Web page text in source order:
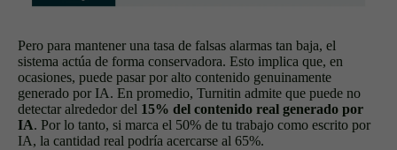
Pero para mantener una tasa de falsas alarmas tan baja, el
sistema actúa de forma conservadora. Esto implica que, en
ocasiones, puede pasar por alto contenido genuinamente
generado por IA. En promedio, Turnitin admite que puede no
detectar alrededor del 15% del contenido real generado por
IA. Por lo tanto, si marca el 50% de tu trabajo como escrito por
IA, la cantidad real podría acercarse al 65%.